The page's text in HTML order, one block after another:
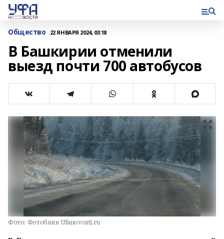
Общество 22 ЯНВАРЯ 2024, 03:18
В Башкирии отменили
выезд почти 700 автобусов
Фото: Фотобанк Ufanovosti.ru